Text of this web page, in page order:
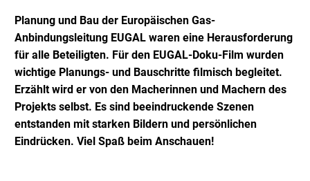
Planung und Bau der Europäischen Gas-
Anbindungsleitung EUGAL waren eine Herausforderung
für alle Beteiligten. Für den EUGAL-Doku-Film wurden
wichtige Planungs- und Bauschritte filmisch begleitet.
Erzählt wird er von den Macherinnen und Machern des
Projekts selbst. Es sind beeindruckende Szenen
entstanden mit starken Bildern und persönlichen
Eindrücken. Viel Spaß beim Anschauen!